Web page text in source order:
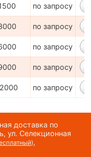
по запросу
по запросу
по запросу
по запросу
по запросу
доставка по
ул. Селекционная
,